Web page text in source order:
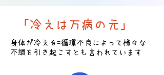
​「冷えは万病の元」
身体が冷える=循環不良によって様々な
不調を引き起こすとも言われています